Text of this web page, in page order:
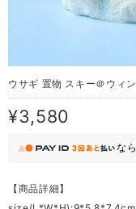
ウサギ 置物 スキー＠ウィ
¥3,580
なら
【商品詳細】